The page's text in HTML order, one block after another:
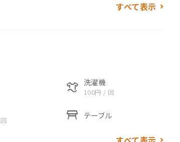
れているので、仕事にも集中できます。
でも作業できるのでリモートワークに適
などのほか、自然豊かな馬場目川もある
すべて表示
laundry 洗濯機
100円 / 回
table_restaurant テーブル